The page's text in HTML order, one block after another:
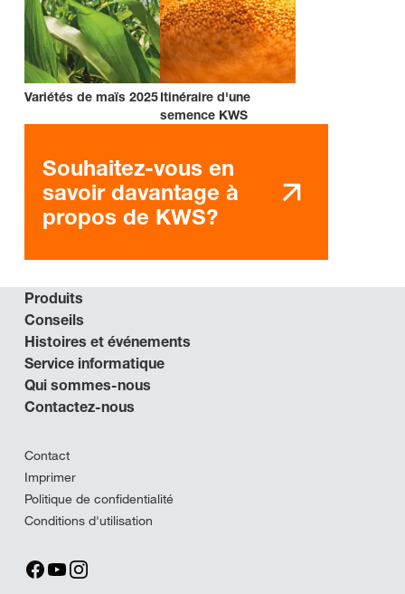
Variétés de maïs 2025Itinéraire d'une
semence KWS
Souhaitez-vous en
savoir davantage à
propos de KWS?
Produits
Conseils
Histoires et événements
Service informatique
Qui sommes-nous
Contactez-nous
Contact
Imprimer
Politique de confidentialité
Conditions d'utilisation